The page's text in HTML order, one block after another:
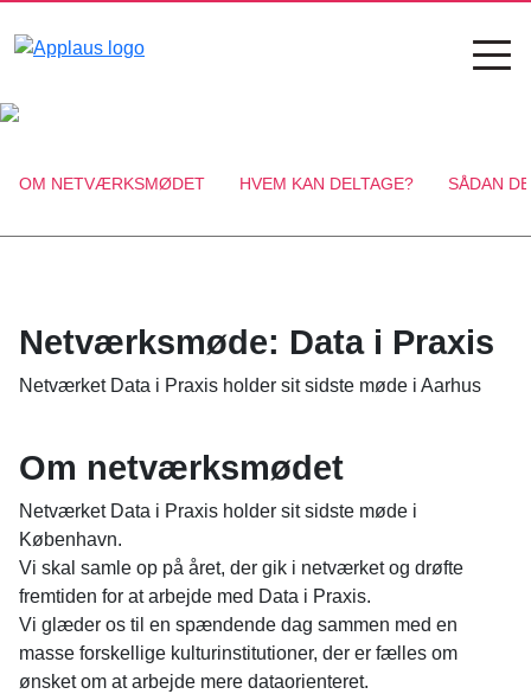
OM NETVÆRKSMØDET HVEM KAN DELTAGE? SÅDAN
Netværksmøde: Data i Praxis
Netværket Data i Praxis holder sit sidste møde i Aarhus
Om netværksmødet
Netværket Data i Praxis holder sit sidste møde i
København.
Vi skal samle op på året, der gik i netværket og drøfte
fremtiden for at arbejde med Data i Praxis.
Vi glæder os til en spændende dag sammen med en
masse forskellige kulturinstitutioner, der er fælles om
ønsket om at arbejde mere dataorienteret.